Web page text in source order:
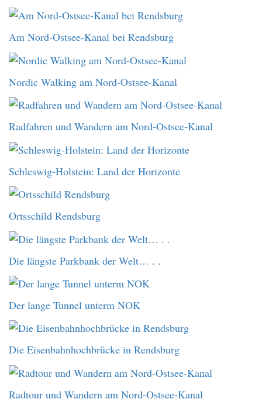
Am Nord-Ostsee-Kanal bei Rendsburg
Nordic Walking am Nord-Ostsee-Kanal
Radfahren und Wandern am Nord-Ostsee-Kanal
Schleswig-Holstein: Land der Horizonte
Ortsschild Rendsburg
Die längste Parkbank der Welt… . .
Der lange Tunnel unterm NOK
Die Eisenbahnhochbrücke in Rendsburg
Radtour und Wandern am Nord-Ostsee-Kanal